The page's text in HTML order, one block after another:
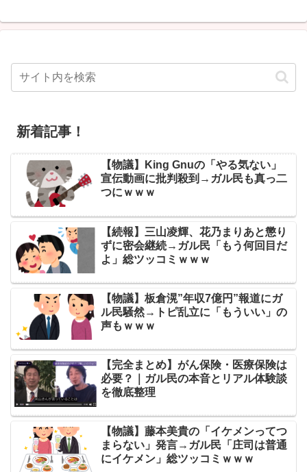
新着記事！
【物議】King Gnuの「やる気ない」
宣伝動画に批判殺到→ガル民も真っ二
つにｗｗｗ
【続報】三山凌輝、花乃まりあと懲り
ずに密会継続→ガル民「もう何回目だ
よ」総ツッコミｗｗｗ
【物議】板倉滉”年収7億円”報道にガ
ル民騒然→トピ乱立に「もういい」の
声もｗｗｗ
【完全まとめ】がん保険・医療保険は
必要？｜ガル民の本音とリアル体験談
を徹底整理
【物議】藤本美貴の「イケメンってつ
まらない」発言→ガル民「庄司は普通
にイケメン」総ツッコミｗｗｗ